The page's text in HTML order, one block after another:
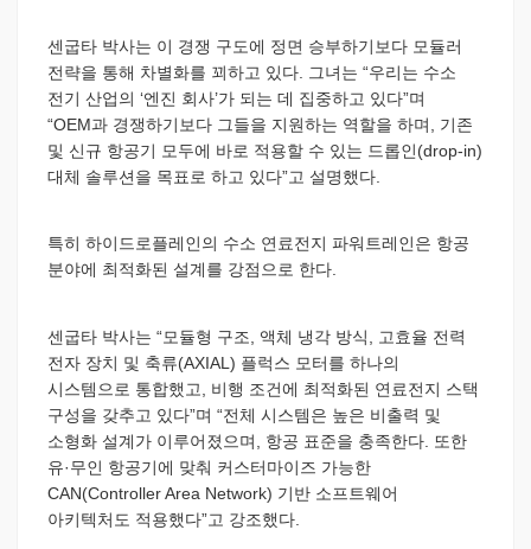
센굽타 박사는 이 경쟁 구도에 정면 승부하기보다 모듈러
전략을 통해 차별화를 꾀하고 있다. 그녀는 “우리는 수소
전기 산업의 ‘엔진 회사’가 되는 데 집중하고 있다”며
“OEM과 경쟁하기보다 그들을 지원하는 역할을 하며, 기존
및 신규 항공기 모두에 바로 적용할 수 있는 드롭인(drop-in)
대체 솔루션을 목표로 하고 있다”고 설명했다.
특히 하이드로플레인의 수소 연료전지 파워트레인은 항공
분야에 최적화된 설계를 강점으로 한다.
센굽타 박사는 “모듈형 구조, 액체 냉각 방식, 고효율 전력
전자 장치 및 축류(AXIAL) 플럭스 모터를 하나의
시스템으로 통합했고, 비행 조건에 최적화된 연료전지 스택
구성을 갖추고 있다”며 “전체 시스템은 높은 비출력 및
소형화 설계가 이루어졌으며, 항공 표준을 충족한다. 또한
유·무인 항공기에 맞춰 커스터마이즈 가능한
CAN(Controller Area Network) 기반 소프트웨어
아키텍처도 적용했다”고 강조했다.